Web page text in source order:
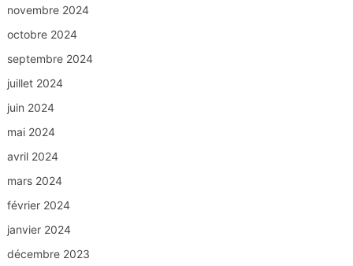
novembre 2024
octobre 2024
septembre 2024
juillet 2024
juin 2024
mai 2024
avril 2024
mars 2024
février 2024
janvier 2024
décembre 2023